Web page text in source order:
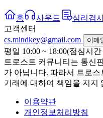
홈 사운드 심리검
고객센터
cs.mindkey@gmail.com
이메
평일 10:00 ~ 18:00(점심시
트로스트 커뮤니티는 통신
가 아닙니다. 따라서 트로
거래에 대하여 책임을 지지
이용약관
개인정보처리방침